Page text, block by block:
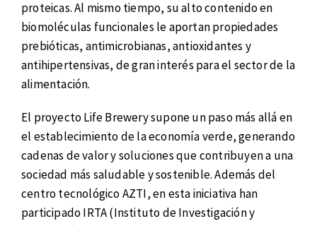
proteicas. Al mismo tiempo, su alto contenido en
biomoléculas funcionales le aportan propiedades
prebióticas, antimicrobianas, antioxidantes y
antihipertensivas, de gran interés para el sector de la
alimentación.
El proyecto Life Brewery supone un paso más allá en
el establecimiento de la economía verde, generando
cadenas de valor y soluciones que contribuyen a una
sociedad más saludable y sostenible. Además del
centro tecnológico AZTI, en esta iniciativa han
participado IRTA (Instituto de Investigación y